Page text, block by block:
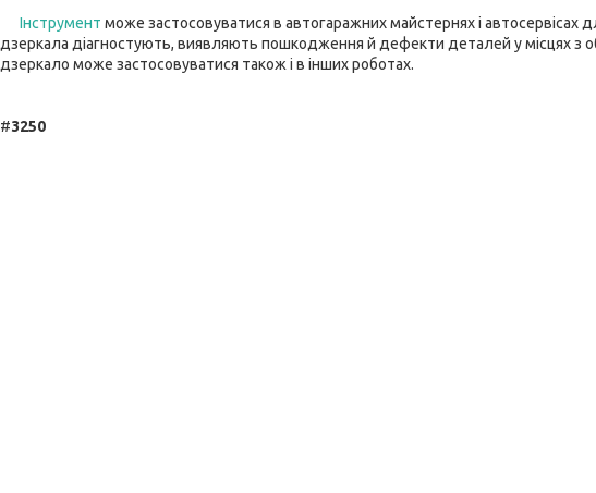
Інструмент може застосовуватися в автогаражних майстернях і автосервісах
дзеркала діагностують, виявляють пошкодження й дефекти деталей у місцях з
дзеркало може застосовуватися також і в інших роботах.
#3250